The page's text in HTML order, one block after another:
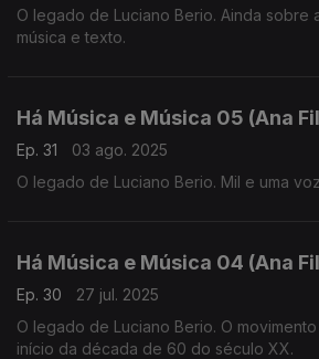
O legado de Luciano Berio. Ainda sobre
música e texto.
Há Música e Música 05 (Ana
Ep. 31
03 ago. 2025
O legado de Luciano Berio. Mil e uma
Há Música e Música 04 (Ana
Ep. 30
27 jul. 2025
O legado de Luciano Berio. O
início da década de 60 do século XX.